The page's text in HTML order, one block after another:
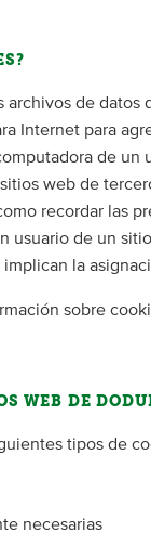
archivos de
Internet para
de
web de
recordar las
usuario de un
la
sobre
WEB DE
tipos de
necesarias